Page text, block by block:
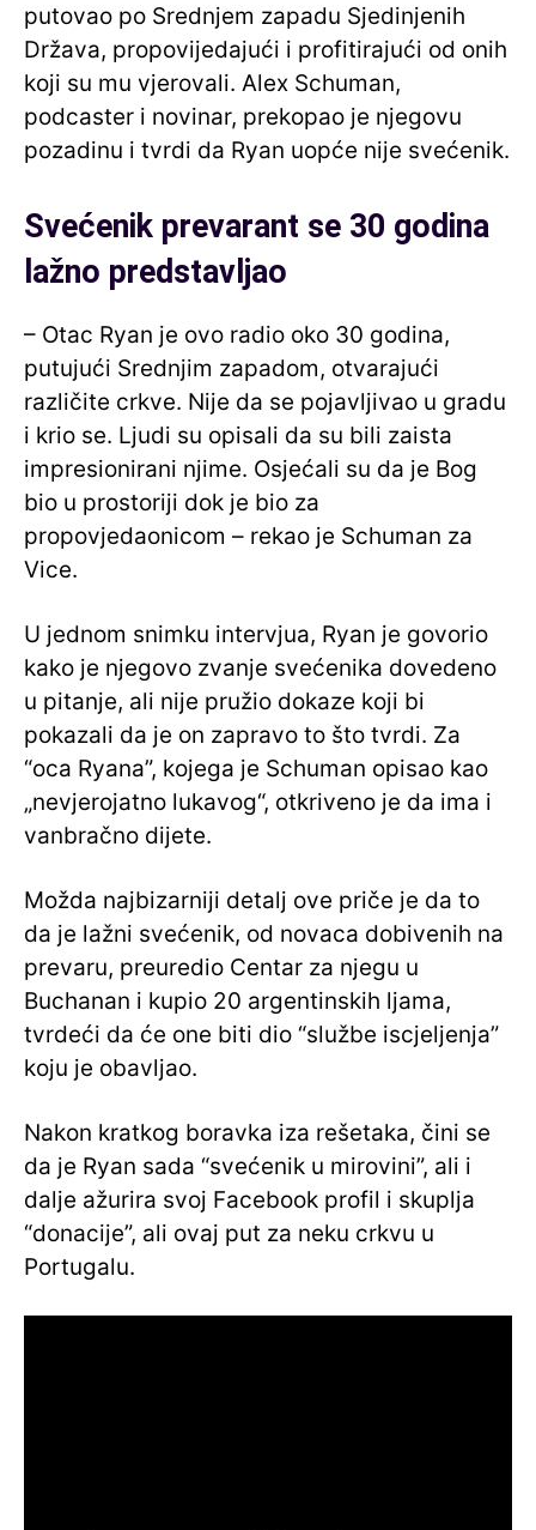
putovao po Srednjem zapadu Sjedinjenih
Država, propovijedajući i profitirajući od onih
koji su mu vjerovali. Alex Schuman,
podcaster i novinar, prekopao je njegovu
pozadinu i tvrdi da Ryan uopće nije svećenik.
Svećenik prevarant se 30 godina
lažno predstavljao
– Otac Ryan je ovo radio oko 30 godina,
putujući Srednjim zapadom, otvarajući
različite crkve. Nije da se pojavljivao u gradu
i krio se. Ljudi su opisali da su bili zaista
impresionirani njime. Osjećali su da je Bog
bio u prostoriji dok je bio za
propovjedaonicom – rekao je Schuman za
Vice.
U jednom snimku intervjua, Ryan je govorio
kako je njegovo zvanje svećenika dovedeno
u pitanje, ali nije pružio dokaze koji bi
pokazali da je on zapravo to što tvrdi. Za
“oca Ryana”, kojega je Schuman opisao kao
„nevjerojatno lukavog“, otkriveno je da ima i
vanbračno dijete.
Možda najbizarniji detalj ove priče je da to
da je lažni svećenik, od novaca dobivenih na
prevaru, preuredio Centar za njegu u
Buchanan i kupio 20 argentinskih ljama,
tvrdeći da će one biti dio “službe iscjeljenja”
koju je obavljao.
Nakon kratkog boravka iza rešetaka, čini se
da je Ryan sada “svećenik u mirovini”, ali i
dalje ažurira svoj Facebook profil i skuplja
“donacije”, ali ovaj put za neku crkvu u
Portugalu.